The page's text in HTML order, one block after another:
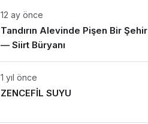
12 ay önce
Tandırın Alevinde Pişen Bir Şehir
— Siirt Büryanı
1 yıl önce
ZENCEFİL SUYU